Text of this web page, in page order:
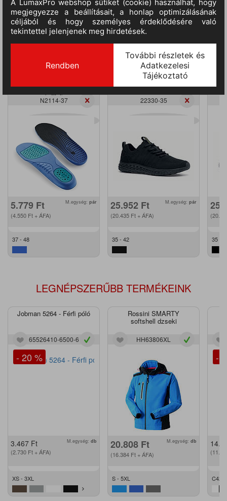
lábfej formára illeszkedik. Bevonatos bőr felsőrész. Kivehető
talpbetét. Acél orrmerevítő.
KAPCSOLÓDÓ, KIEGÉSZÍTŐ TERMÉKEK
COMFORT INSOLE
(géllel)
N2114-37
5.779 Ft
(4.550 Ft + ÁFA)
M.egység: pár
37 - 48
Shoes for Crews
EVERLIGHT ECO - női
felszolgáló cipő
22330-35
25.952 Ft
(20.435 Ft + ÁFA)
M.egység: pár
35 - 42 35 -
LEGNÉPSZERŰBB TERMÉKEINK
Jobman 5264 - Férfi póló
65526410-6500-6
- 20 %
3.467 Ft
(2.730 Ft + ÁFA)
M.egység: db
XS - 3XL
Rossini SMARTY
softshell dzseki
HH63806XL
20.808 Ft
(16.384 Ft + ÁFA)
M.egység: db
S - 5XL
-
C42 -